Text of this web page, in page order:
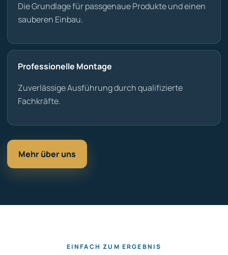
Die Grundlage für passgenaue Produkte und einen
sauberen Einbau.
Professionelle Montage
Zuverlässige Ausführung durch qualifizierte
Fachkräfte.
Mehr über uns
EINFACH ZUM ERGEBNIS